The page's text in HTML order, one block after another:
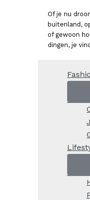
Of je nu
buitenland,
of gewoon
dingen, je